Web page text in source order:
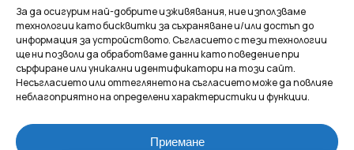
За да осигурим най-добрите изживявания, ние използваме
технологии като бисквитки за съхраняване и/или достъп до
информация за устройството. Съгласието с тези технологии
ще ни позволи да обработваме данни като поведение при
сърфиране или уникални идентификатори на този сайт.
Несъгласието или оттеглянето на съгласието може да повлияе
неблагоприятно на определени характеристики и функции.
Приемане
НАЧАЛО
ЗА НАС
МАГАЗИНЪТ
КОНТАКТ
КОЛЕКЦИИ
КОЛИЕТА
ГРИВНИ
ВИСУЛКИ
ОБЕЦИ
АКСЕСОАРИ
ПОВЕРИТЕЛНОСТ
УСЛОВИЯ